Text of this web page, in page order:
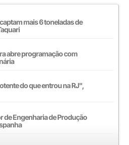
mais 6 toneladas de
abre programação com
do que entrou na RJ",
de Engenharia de Produção